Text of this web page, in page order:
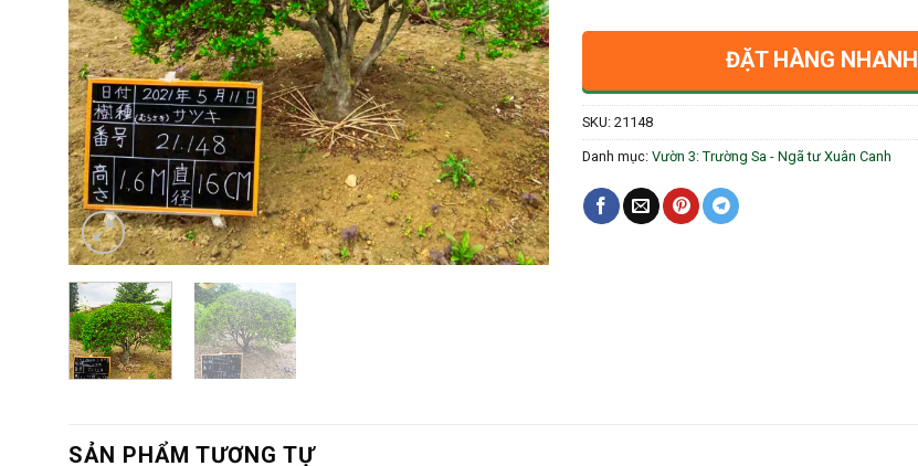
ĐẶT HÀNG NHANH
SKU: 21148
Danh mục: Vườn 3: Trường Sa - Ngã tư Xuân Canh
SẢN PHẨM TƯƠNG TỰ